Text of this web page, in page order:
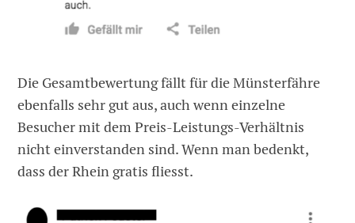
Die Gesamtbewertung fällt für die Münsterfähre
ebenfalls sehr gut aus, auch wenn einzelne
Besucher mit dem Preis-Leistungs-Verhältnis
nicht einverstanden sind. Wenn man bedenkt,
dass der Rhein gratis fliesst.